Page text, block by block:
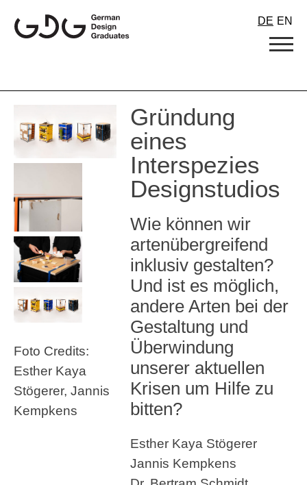
content
DE EN
Foto Credits:
Esther Kaya
Stögerer, Jannis
Kempkens
Gründung
eines
Interspezies
Designstudios
Wie können wir
artenübergreifend
inklusiv gestalten?
Und ist es möglich,
andere Arten bei der
Gestaltung und
Überwindung
unserer aktuellen
Krisen um Hilfe zu
bitten?
Esther Kaya Stögerer
Jannis Kempkens